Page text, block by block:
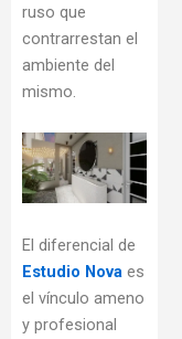
ruso que
contrarrestan el
ambiente del
mismo.
El diferencial de
Estudio Nova es
el vínculo ameno
y profesional